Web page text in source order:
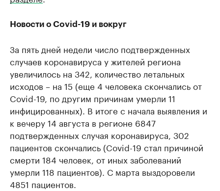
Новости о Covid-19 и вокруг
За пять дней недели число подтвержденных
случаев коронавируса у жителей региона
увеличилось на 342, количество летальных
исходов – на 15 (еще 4 человека скончались от
Covid-19, по другим причинам умерли 11
инфицированных). В итоге с начала выявления и
к вечеру 14 августа в регионе 6847
подтвержденных случая коронавируса, 302
пациентов скончались (Covid-19 стал причиной
смерти 184 человек, от иных заболеваний
умерли 118 пациентов). С марта выздоровели
4851 пациентов.